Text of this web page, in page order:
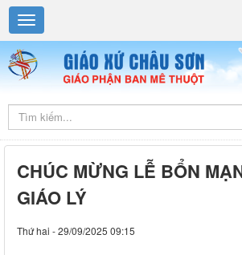
CHÚC MỪNG LỄ BỔN
GIÁO LÝ
Thứ hai - 29/09/2025 09:15